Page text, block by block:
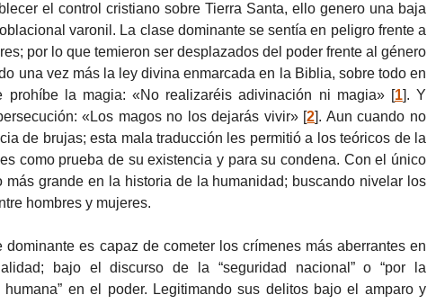
el control cristiano sobre Tierra Santa, ello genero una baja
varonil. La clase dominante se sentía en peligro frente a
por lo que temieron ser desplazados del poder frente al género
una vez más la ley divina enmarcada en la Biblia, sobre todo en
prohíbe la magia: «No realizaréis adivinación ni magia»[1]. Y
«Los magos no los dejarás vivir»[2]. Aun cuando no
de brujas; esta mala traducción les permitió a los teóricos de la
como prueba de su existencia y para su condena. Con el único
más grande en la historia de la humanidad; buscando nivelar los
hombres y mujeres.
dominante es capaz de cometer los crímenes más aberrantes en
bajo el discurso de la “seguridad nacional” o “por la
en el poder. Legitimando sus delitos bajo el amparo y